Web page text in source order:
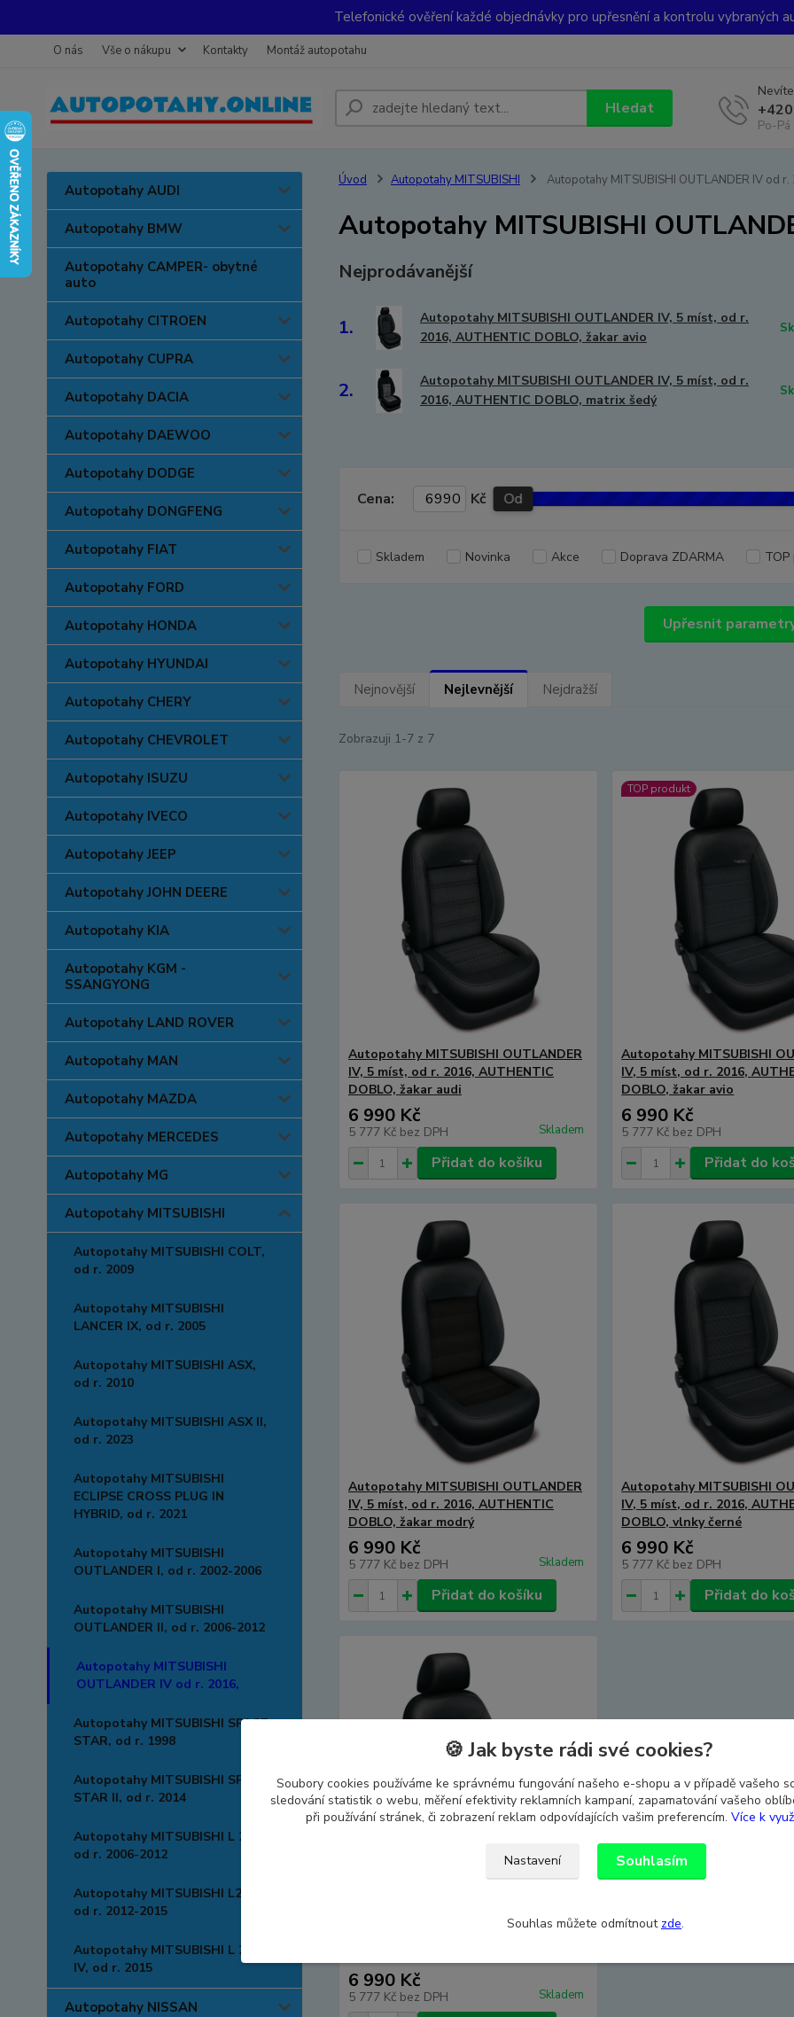
Telefonické ověření každé objednávky pro upřesnění a kontrolu vybraných
O nás Vše o nákupu Kontakty Montáž autopotahu
Hledat
Po-
Autopotahy AUDI
Autopotahy BMW
Autopotahy CAMPER- obytné
auto
Autopotahy CITROEN
Autopotahy CUPRA
Autopotahy DACIA
Autopotahy DAEWOO
Autopotahy DODGE
Autopotahy DONGFENG
Autopotahy FIAT
Autopotahy FORD
Autopotahy HONDA
Autopotahy HYUNDAI
Autopotahy CHERY
Autopotahy CHEVROLET
Autopotahy ISUZU
Autopotahy IVECO
Autopotahy JEEP
Autopotahy JOHN DEERE
Autopotahy KIA
Autopotahy KGM -
SSANGYONG
Autopotahy LAND ROVER
Autopotahy MAN
Autopotahy MAZDA
Autopotahy MERCEDES
Autopotahy MG
Autopotahy MITSUBISHI
Autopotahy MITSUBISHI COLT,
od r. 2009
Autopotahy MITSUBISHI
LANCER IX, od r. 2005
Autopotahy MITSUBISHI ASX,
od r. 2010
Autopotahy MITSUBISHI ASX II,
od r. 2023
Autopotahy MITSUBISHI
ECLIPSE CROSS PLUG IN
HYBRID, od r. 2021
Autopotahy MITSUBISHI
OUTLANDER I, od r. 2002-2006
Autopotahy MITSUBISHI
OUTLANDER II, od r. 2006-2012
Autopotahy MITSUBISHI
OUTLANDER IV od r. 2016,
Autopotahy MITSUBISHI SPACE
STAR, od r. 1998
Autopotahy MITSUBISHI SPACE
STAR II, od r. 2014
Autopotahy MITSUBISHI L 200,
od r. 2006-2012
Autopotahy MITSUBISHI L200,
od r. 2012-2015
Autopotahy MITSUBISHI L 200
IV, od r. 2015
Autopotahy NISSAN
Úvod Autopotahy MITSUBISHI Autopotahy MITSUBISHI OUTLANDER IV od r.
Autopotahy MITSUBISHI
Nejprodávanější
1.
Autopotahy MITSUBISHI OUTLANDER IV, 5 míst, od r.
2016, AUTHENTIC DOBLO, žakar avio
2.
Autopotahy MITSUBISHI OUTLANDER IV, 5 míst, od r.
2016, AUTHENTIC DOBLO, matrix šedý
Upřesnit
Cena: Kč Od
Skladem Novinka Akce Doprava ZDARMA
Nejnovější Nejlevnější Nejdražší
Zobrazuji 1-7 z 7
Autopotahy MITSUBISHI OUTLANDER
IV, 5 míst, od r. 2016, AUTHENTIC
DOBLO, žakar audi
6 990 Kč
5 777 Kč bez DPH Skladem
Přidat do košíku
TOP produkt
Autopotahy MITSUBISHI
IV, 5 míst, od r. 2016,
DOBLO, žakar avio
6 990 Kč
5 777 Kč bez DPH
Přidat do
Autopotahy MITSUBISHI OUTLANDER
IV, 5 míst, od r. 2016, AUTHENTIC
DOBLO, žakar modrý
6 990 Kč
5 777 Kč bez DPH Skladem
Přidat do košíku
Autopotahy MITSUBISHI
IV, 5 míst, od r. 2016,
DOBLO, vlnky černé
6 990 Kč
5 777 Kč bez DPH
Přidat do
Autopotahy MITSUBISHI OUTLANDER
6 990 Kč
5 777 Kč bez DPH Skladem
🍪 Jak byste rádi své cookies?
Soubory cookies používáme ke správnému fungování našeho e-shopu a v případě vašeho
sledování statistik o webu, měření efektivity reklamních kampaní, zapamatování vašeho
při používání stránek, či zobrazení reklam odpovídajících vašim preferencím. Více k
Nastavení Souhlasím
Souhlas můžete odmítnout zde.